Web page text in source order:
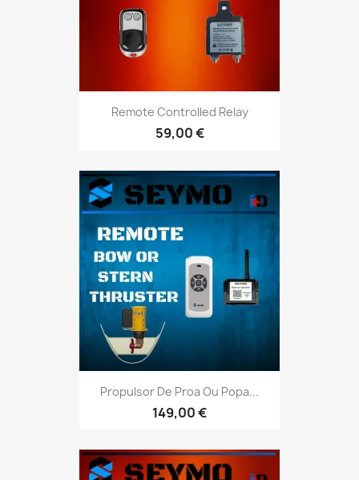
Remote Controlled Relay
59,00 €
Propulsor De Proa Ou Popa...
149,00 €